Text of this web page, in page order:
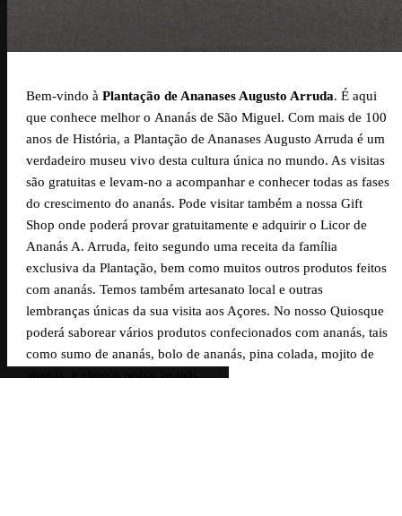
Bem-vindo àPlantação de Ananases Augusto Arruda. É aqui
que conhece melhor o Ananás de São Miguel. Com mais de 100
anos de História, a Plantação de Ananases Augusto Arruda é um
verdadeiro museu vivo desta cultura única no mundo. As visitas
são gratuitas e levam-no a acompanhar e conhecer todas as fases
do crescimento do ananás. Pode visitar também a nossa Gift
Shop onde poderá provar gratuitamente e adquirir o Licor de
Ananás A. Arruda, feito segundo uma receita da família
exclusiva da Plantação, bem como muitos outros produtos feitos
com ananás. Temos também artesanato local e outras
lembranças únicas da sua visita aos Açores. No nosso Quiosque
poderá saborear vários produtos confecionados com ananás, tais
como sumo de ananás, bolo de ananás, pina colada, mojito de
ananás, e claro o nosso ananás.